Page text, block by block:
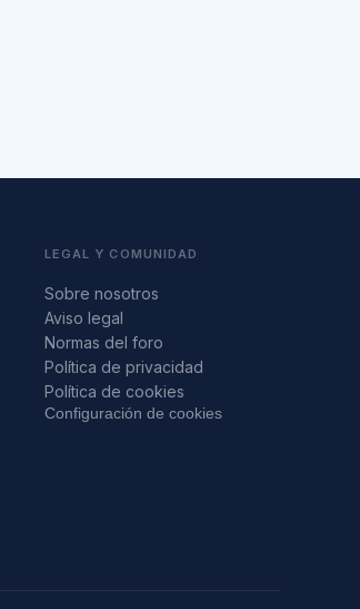
LEGAL Y COMUNIDAD
Sobre nosotros
Aviso legal
Normas del foro
Política de privacidad
Política de cookies
Configuración de cookies